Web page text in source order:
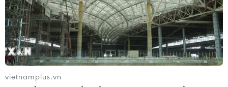
sản quốc tế quy mô lớn nhất từ trước
đến nay
16/07/2026 07:48
Giữ hồn tiếng sáo Bru Vân Kiều giữa
đại ngàn Trường Sơn
vietnamplus.vn